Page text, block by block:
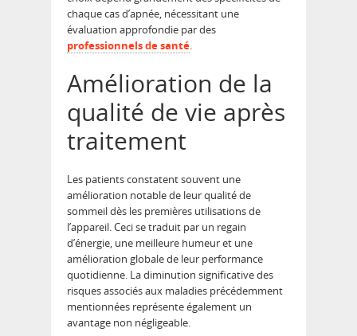
chaque cas d’apnée, nécessitant une
évaluation approfondie par des
professionnels de santé.
Amélioration de la
qualité de vie après
traitement
Les patients constatent souvent une
amélioration notable de leur qualité de
sommeil dès les premières utilisations de
l’appareil. Ceci se traduit par un regain
d’énergie, une meilleure humeur et une
amélioration globale de leur performance
quotidienne. La diminution significative des
risques associés aux maladies précédemment
mentionnées représente également un
avantage non négligeable.